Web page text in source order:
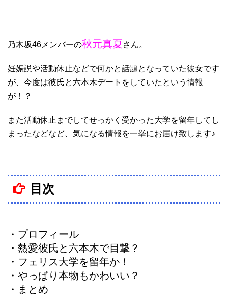
乃木坂46メンバーの秋元真夏さん。
妊娠説や活動休止などで何かと話題となっていた彼女です
が、今度は彼氏と六本木デートをしていたという情報
が！？
また活動休止までしてせっかく受かった大学を留年してし
まったなどなど、気になる情報を一挙にお届け致します♪
目次
・プロフィール
・熱愛彼氏と六本木で目撃？
・フェリス大学を留年か！
・やっぱり本物もかわいい？
・まとめ